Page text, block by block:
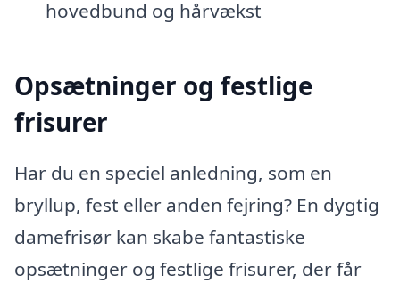
hovedbund og hårvækst
Opsætninger og festlige
frisurer
Har du en speciel anledning, som en
bryllup, fest eller anden fejring? En dygtig
damefrisør kan skabe fantastiske
opsætninger og festlige frisurer, der får